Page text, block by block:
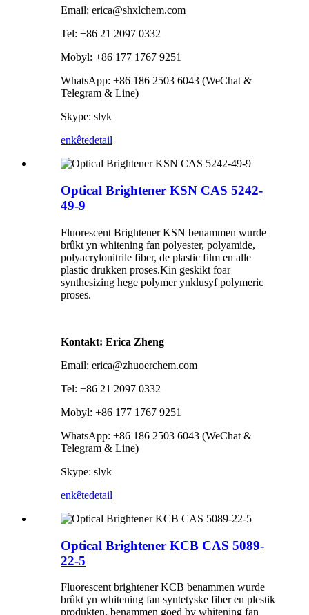
Email: erica@shxlchem.com
Tel: +86 21 2097 0332
Mobyl: +86 177 1767 9251
WhatsApp: +86 186 2503 6043 (WeChat &
Telegram & Line)
Skype: slyk
enkêtedetail
Optical Brightener KSN CAS 5242-
49-9
Fluorescent Brightener KSN benammen wurde
brûkt yn whitening fan polyester, polyamide,
polyacrylonitrile fiber, de plastic film en alle
plastic drukken proses.Kin geskikt foar
synthesizing hege polymer ynklusyf polymeric
proses.
Kontakt: Erica Zheng
Email: erica@zhuoerchem.com
Tel: +86 21 2097 0332
Mobyl: +86 177 1767 9251
WhatsApp: +86 186 2503 6043 (WeChat &
Telegram & Line)
Skype: slyk
enkêtedetail
Optical Brightener KCB CAS 5089-
22-5
Fluorescent brightener KCB benammen wurde
brûkt yn whitening fan syntetyske fiber en plestik
produkten, benammen goed by whitening fan